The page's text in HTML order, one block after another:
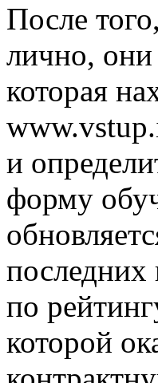
После
лично, они
которая
и
форму
последних
по
которой